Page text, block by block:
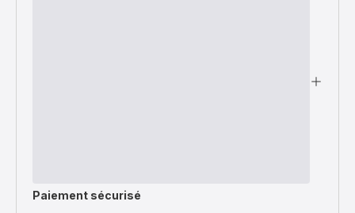
Paiement sécurisé